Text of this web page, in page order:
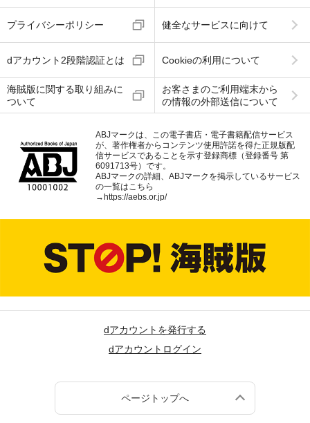
プライバシーポリシー 健全なサービスに向けて
dアカウント2段階認証とは Cookieの利用について
海賊版に関する取り組みに
ついて
お客さまのご利用端末から
の情報の外部送信について
ABJマークは、この電子書店・電子書籍配信サービス
が、著作権者からコンテンツ使用許諾を得た正規版配
信サービスであることを示す登録商標（登録番号 第
6091713号）です。
ABJマークの詳細、ABJマークを掲示しているサービス
の一覧はこちら
→https://aebs.or.jp/
dアカウントを発行する
dアカウントログイン
ページトップへ